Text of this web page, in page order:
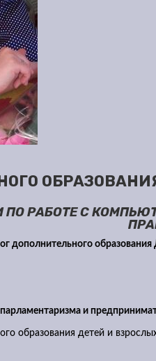
РАБОТЕ С
дополнительного
и
образования детей и